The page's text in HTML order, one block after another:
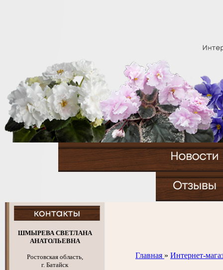
ШМЫРЕВА СВЕТЛАНА
АНАТОЛЬЕВНА
Ростовская область,
г. Батайск
Главная » Интернет-